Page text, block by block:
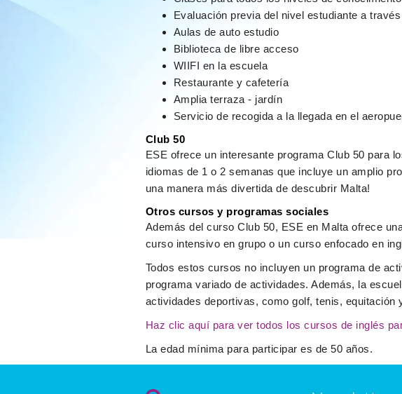
Evaluación previa del nivel estudiante a
Aulas de auto estudio
Biblioteca de libre acceso
WIIFI en la escuela
Restaurante y cafetería
Amplia terraza - jardín
Servicio de recogida a la llegada en el
Club 50
ESE ofrece un interesante programa Club 50 para
idiomas de 1 o 2 semanas que incluye un amplio
una manera más divertida de descubrir Malta!
Otros cursos y programas sociales
Además del curso Club 50, ESE en Malta ofrece
curso intensivo en grupo o un curso enfocado en
Todos estos cursos no incluyen un programa de
programa variado de actividades. Además, la
actividades deportivas, como golf, tenis, equitación
Haz clic aquí para ver todos los cursos de inglés
La edad mínima para participar es de 50 años.